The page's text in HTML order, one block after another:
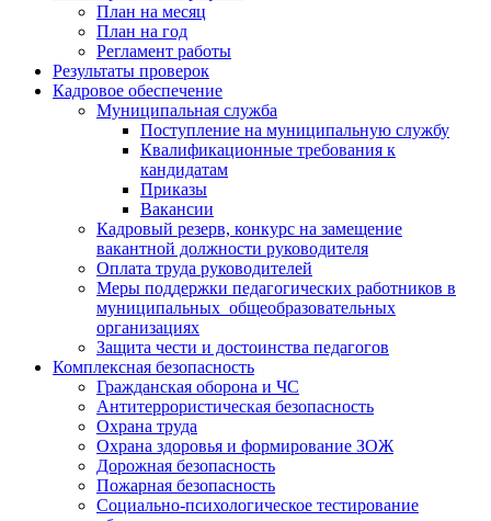
План на месяц
План на год
Регламент работы
Результаты проверок
Кадровое обеспечение
Муниципальная служба
Поступление на муниципальную службу
Квалификационные требования к
кандидатам
Приказы
Вакансии
Кадровый резерв, конкурс на замещение
вакантной должности руководителя
Оплата труда руководителей
Меры поддержки педагогических работников в
муниципальных общеобразовательных
организациях
Защита чести и достоинства педагогов
Комплексная безопасность
Гражданская оборона и ЧС
Антитеррористическая безопасность
Охрана труда
Охрана здоровья и формирование ЗОЖ
Дорожная безопасность
Пожарная безопасность
Социально-психологическое тестирование